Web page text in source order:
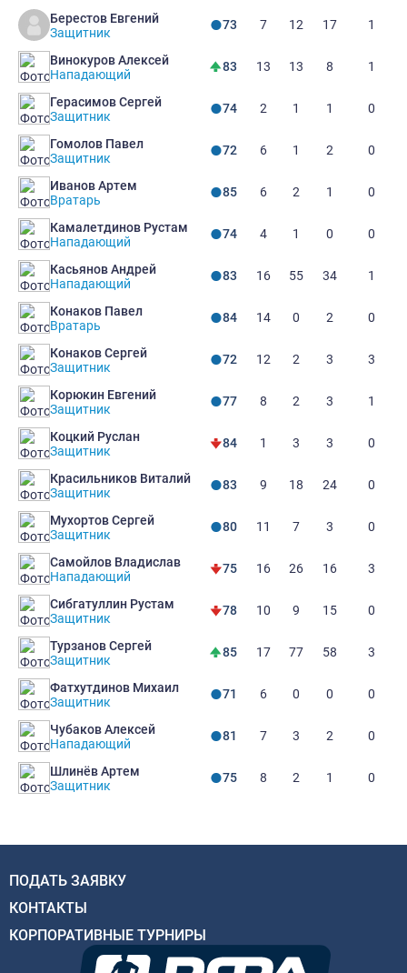
Берестов Евгений
Защитник
73 7 12 17 1
Винокуров Алексей
Нападающий
83 13 13 8 1
Герасимов Сергей
Защитник
74 2 1 1 0
Гомолов Павел
Защитник
72 6 1 2 0
Иванов Артем
Вратарь
85 6 2 1 0
Камалетдинов Рустам
Нападающий
74 4 1 0 0
Касьянов Андрей
Нападающий
83 16 55 34 1
Конаков Павел
Вратарь
84 14 0 2 0
Конаков Сергей
Защитник
72 12 2 3 3
Корюкин Евгений
Защитник
77 8 2 3 1
Коцкий Руслан
Защитник
84 1 3 3 0
Красильников Виталий
Защитник
83 9 18 24 0
Мухортов Сергей
Защитник
80 11 7 3 0
Самойлов Владислав
Нападающий
75 16 26 16 3
Сибгатуллин Рустам
Защитник
78 10 9 15 0
Турзанов Сергей
Защитник
85 17 77 58 3
Фатхутдинов Михаил
Защитник
71 6 0 0 0
Чубаков Алексей
Нападающий
81 7 3 2 0
Шлинёв Артем
Защитник
75 8 2 1 0
ПОДАТЬ ЗАЯВКУ
КОНТАКТЫ
КОРПОРАТИВНЫЕ ТУРНИРЫ